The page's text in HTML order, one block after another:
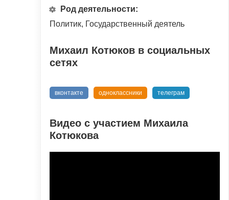
Род деятельности:
Политик, Государственный деятель
Михаил Котюков в социальных
сетях
вконтакте одноклассники телеграм
Видео с участием Михаила
Котюкова